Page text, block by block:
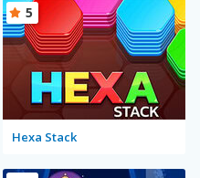
Hexa Stack
5